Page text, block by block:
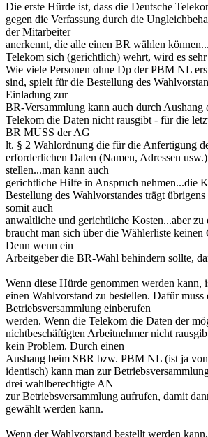
Die erste Hürde ist, dass die Deutsche
gegen die Verfassung durch die
der Mitarbeiter
anerkennt, die alle einen BR wählen
Telekom sich (gerichtlich) wehrt, wird es sehr
Wie viele Personen ohne Dp der PBM NL
sind, spielt für die Bestellung des
Einladung zur
BR-Versammlung kann auch durch Aushang
Telekom die Daten nicht rausgibt - für die
BR MUSS der AG
lt. § 2 Wahlordnung die für die Anfertigung
erforderlichen Daten (Namen, Adressen
stellen...man kann auch
gerichtliche Hilfe in Anspruch nehmen...die
Bestellung des Wahlvorstandes trägt
somit auch
anwaltliche und gerichtliche Kosten...aber zu
braucht man sich über die Wählerliste keinen
Denn wenn ein
Arbeitgeber die BR-Wahl behindern sollte,
Wenn diese Hürde genommen werden kann,
einen Wahlvorstand zu bestellen. Dafür muss
Betriebsversammlung einberufen
werden. Wenn die Telekom die Daten der
nichtbeschäftigten Arbeitnehmer nicht
kein Problem. Durch einen
Aushang beim SBR bzw. PBM NL (ist ja
identisch) kann man zur
drei wahlberechtigte AN
zur Betriebsversammlung aufrufen, damit
gewählt werden kann.
Wenn der Wahlvorstand bestellt werden